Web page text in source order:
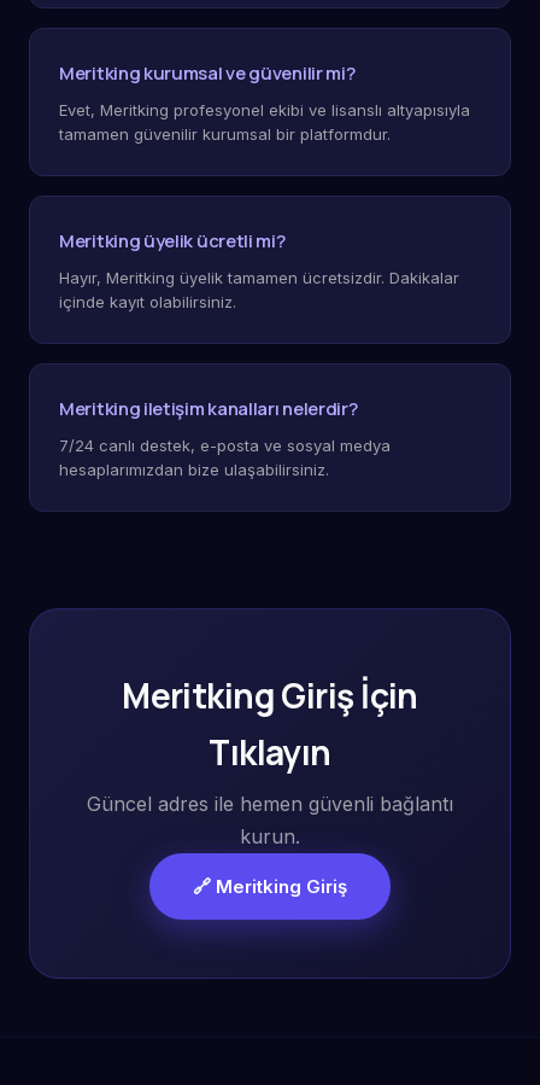
Meritking kurumsal ve güvenilir mi?
Evet, Meritking profesyonel ekibi ve lisanslı altyapısıyla
tamamen güvenilir kurumsal bir platformdur.
Meritking üyelik ücretli mi?
Hayır, Meritking üyelik tamamen ücretsizdir. Dakikalar
içinde kayıt olabilirsiniz.
Meritking iletişim kanalları nelerdir?
7/24 canlı destek, e-posta ve sosyal medya
hesaplarımızdan bize ulaşabilirsiniz.
Meritking Giriş İçin
Tıklayın
Güncel adres ile hemen güvenli bağlantı
kurun.
🔗 Meritking Giriş